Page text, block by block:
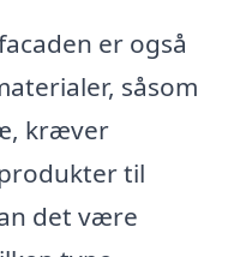
er også
såsom
kræver
til
det være